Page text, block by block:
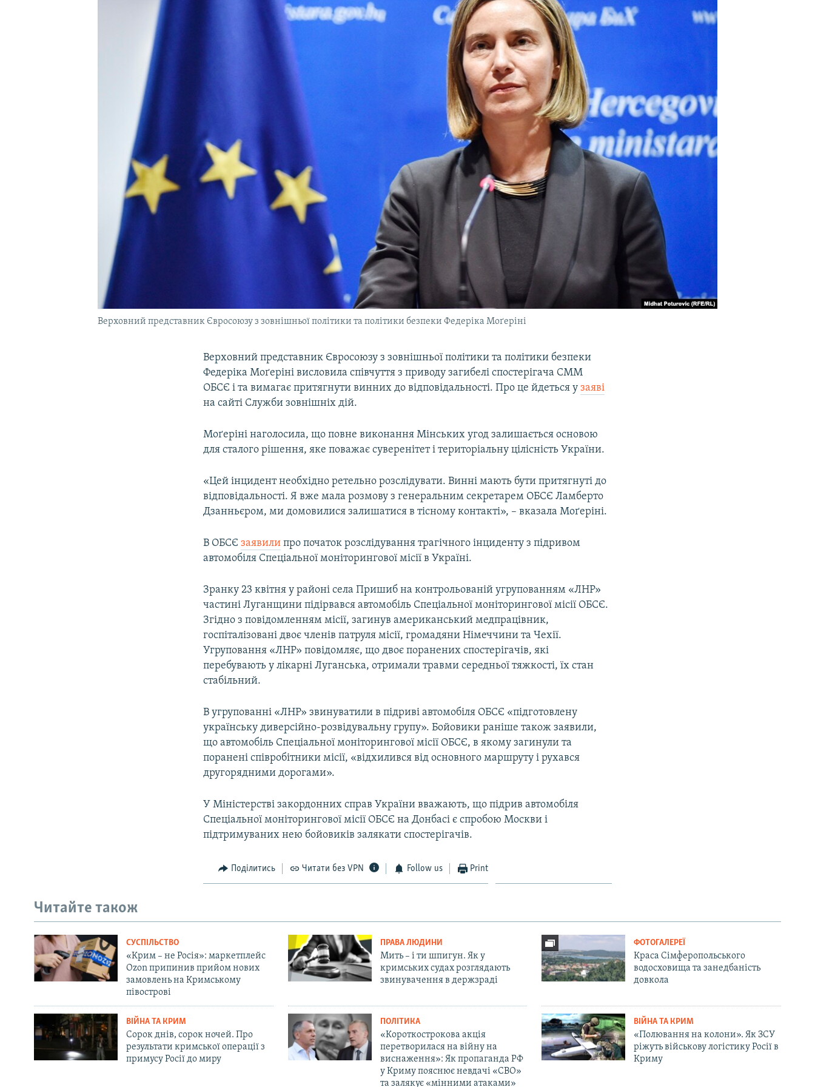
Верховний представник Євросоюзу з зовнішньої політики та політики безпеки Федеріка Моґеріні
Верховний представник Євросоюзу з зовнішньої політики та політики безпеки
Федеріка Моґеріні висловила співчуття з приводу загибелі спостерігача СММ
ОБСЄ і та вимагає притягнути винних до відповідальності. Про це йдеться узаяві
на сайті Служби зовнішніх дій.
Моґеріні наголосила, що повне виконання Мінських угод залишається основою
для сталого рішення, яке поважає суверенітет і територіальну цілісність України.
«Цей інцидент необхідно ретельно розслідувати. Винні мають бути притягнуті до
відповідальності. Я вже мала розмову з генеральним секретарем ОБСЄ Ламберто
Дзанньєром, ми домовилися залишатися в тісному контакті», – вказала Моґеріні.
В ОБСЄзаявили про початок розслідування трагічного інциденту з підривом
автомобіля Спеціальної моніторингової місії в Україні.
Зранку 23 квітня у районі села Пришиб на контрольованій угрупованням «ЛНР»
частині Луганщини підірвався автомобіль Спеціальної моніторингової місії ОБСЄ.
Згідно з повідомленням місії, загинув американський медпрацівник,
госпіталізовані двоє членів патруля місії, громадяни Німеччини та Чехії.
Угруповання «ЛНР» повідомляє, що двоє поранених спостерігачів, які
перебувають у лікарні Луганська, отримали травми середньої тяжкості, їх стан
стабільний.
В угрупованні «ЛНР» звинуватили в підриві автомобіля ОБСЄ «підготовлену
українську диверсійно-розвідувальну групу». Бойовики раніше також заявили,
що автомобіль Спеціальної моніторингової місії ОБСЄ, в якому загинули та
поранені співробітники місії, «відхилився від основного маршруту і рухався
другорядними дорогами».
У Міністерстві закордонних справ України вважають, що підрив автомобіля
Спеціальної моніторингової місії ОБСЄ на Донбасі є спробою Москви і
підтримуваних нею бойовиків залякати спостерігачів.
Поділитись Читати без VPN Follow us Print
Читайте також
СУСПІЛЬСТВО
«Крим – не Росія»: маркетплейс
Ozon припинив прийом нових
замовлень на Кримському
півострові
ПРАВА ЛЮДИНИ
Мить – і ти шпигун. Як у
кримських судах розглядають
звинувачення в держзраді
ФОТОГАЛЕРЕЇ
Краса Сімферопольського
водосховища та занедбаність
довкола
ВІЙНА ТА КРИМ
Сорок днів, сорок ночей. Про
результати кримської операції з
примусу Росії до миру
ПОЛІТИКА
«Короткострокова акція
перетворилася на війну на
виснаження»: Як пропаганда РФ
у Криму пояснює невдачі «СВО»
та залякує «мінними атаками»
ВІЙНА ТА КРИМ
«Полювання на колони». Як ЗСУ
ріжуть військову логістику Росії в
Криму